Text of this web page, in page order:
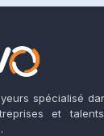
spécialisé
et